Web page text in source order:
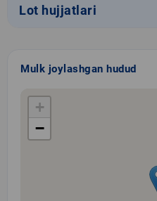
Lot hujjatlari
Mulk joylashgan hudud
+
−